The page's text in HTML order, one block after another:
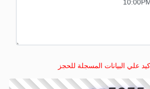
علي البيانات المسجلة للحجز